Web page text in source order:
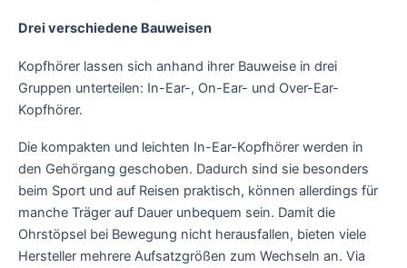
Drei verschiedene Bauweisen
Kopfhörer lassen sich anhand ihrer Bauweise in drei
Gruppen unterteilen: In-Ear-, On-Ear- und Over-Ear-
Kopfhörer.
Die kompakten und leichten In-Ear-Kopfhörer werden in
den Gehörgang geschoben. Dadurch sind sie besonders
beim Sport und auf Reisen praktisch, können allerdings für
manche Träger auf Dauer unbequem sein. Damit die
Ohrstöpsel bei Bewegung nicht herausfallen, bieten viele
Hersteller mehrere Aufsatzgrößen zum Wechseln an. Via